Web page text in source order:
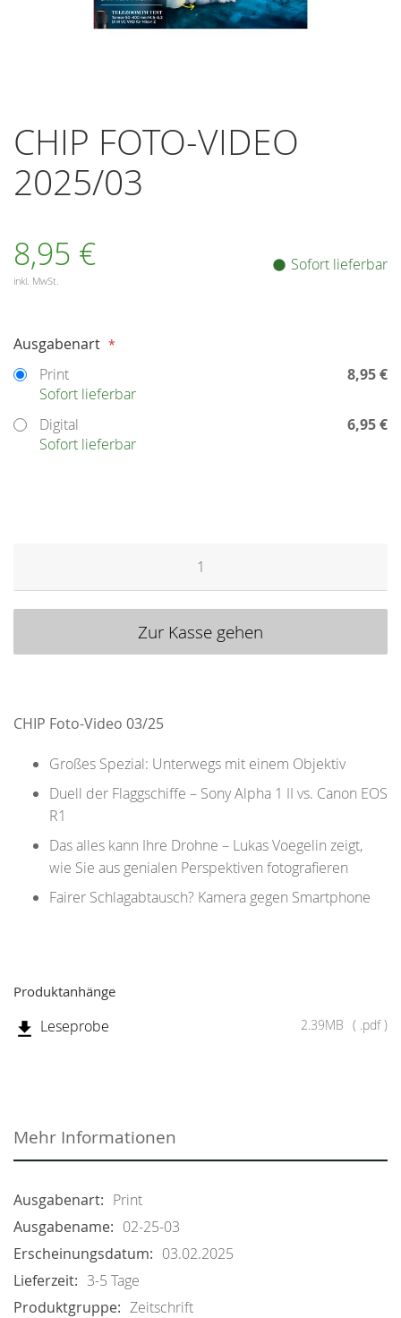
der
Bildergalerie
springen
CHIP FOTO-VIDEO
2025/03
Sofort lieferbar
8,95 €
inkl. MwSt.
Auswählen
Ausgabenart
Print
8,95 €
Sofort lieferbar
Digital
6,95 €
Sofort lieferbar
Zur Kasse gehen
CHIP Foto-Video 03/25
Großes Spezial: Unterwegs mit einem Objektiv
Duell der Flaggschiffe – Sony Alpha 1 II vs. Canon EOS
R1
Das alles kann Ihre Drohne – Lukas Voegelin zeigt,
wie Sie aus genialen Perspektiven fotografieren
Fairer Schlagabtausch? Kamera gegen Smartphone
Produktanhänge
Leseprobe .pdf
2.39MB
Mehr Informationen
Print
02-25-03
03.02.2025
3-5 Tage
Zeitschrift